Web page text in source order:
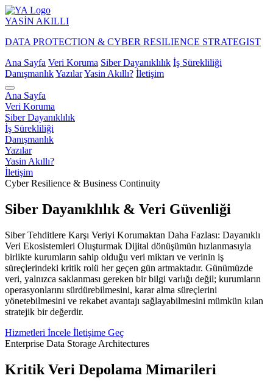
YASİN AKILLI
DATA PROTECTION & CYBER RESILIENCE STRATEGIST
Ana Sayfa Veri Koruma Siber Dayanıklılık İş Sürekliliği
DanışmanlıkYazılarYasin Akıllı? İletişim
Ana Sayfa
Veri Koruma
Siber Dayanıklılık
İş Sürekliliği
Danışmanlık
Yazılar
Yasin Akıllı?
İletişim
Cyber Resilience & Business Continuity
Siber Dayanıklılık & Veri Güvenliği
Siber Tehditlere Karşı Veriyi Korumaktan Daha Fazlası: Dayanıklı
Veri Ekosistemleri Oluşturmak Dijital dönüşümün hızlanmasıyla
birlikte kurumların sahip olduğu veri miktarı ve verinin iş
süreçlerindeki kritik rolü her geçen gün artmaktadır. Günümüzde
veri, yalnızca saklanması gereken bir bilgi varlığı değil; kurumların
operasyonlarını sürdürebilmesini, karar alma süreçlerini
yönetebilmesini ve rekabet avantajı sağlayabilmesini mümkün kılan
stratejik bir değerdir.
Hizmetleri İncele İletişime Geç
Enterprise Data Storage Architectures
Kritik Veri Depolama Mimarileri